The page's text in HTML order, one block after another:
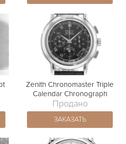
Zenith Chronomaster Triple
Calendar Chronograph
Продано
ЗАКАЗАТЬ